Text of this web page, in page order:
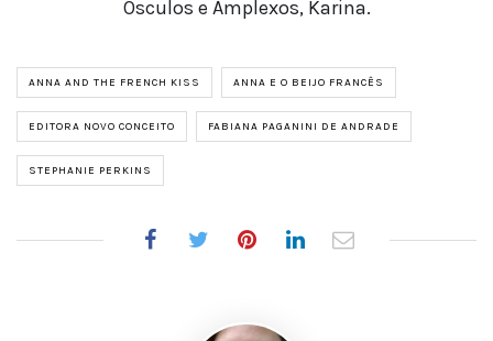
Osculos e Amplexos, Karina.
ANNA AND THE FRENCH KISS ANNA E O BEIJO FRANCÊS
EDITORA NOVO CONCEITO FABIANA PAGANINI DE ANDRADE
STEPHANIE PERKINS